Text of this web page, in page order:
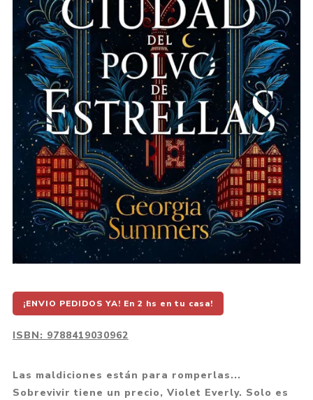
¡ENVIO PEDIDOS YA! En 2 hs en tu casa!
ISBN: 9788419030962
Las maldiciones están para romperlas...
Sobrevivir tiene un precio, Violet Everly. Solo es